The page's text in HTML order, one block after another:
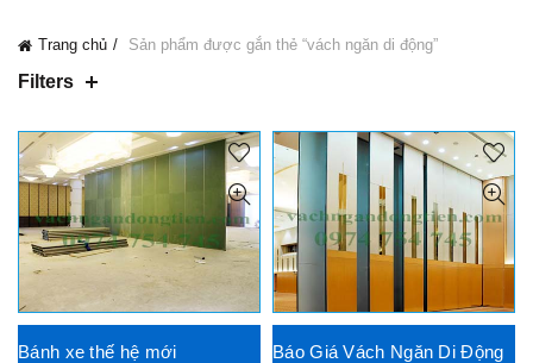
Trang chủ Sản phẩm được gắn thẻ “vách ngăn di động”
Filters
Bánh xe thế hệ mới Báo Giá Vách Ngăn Di Động